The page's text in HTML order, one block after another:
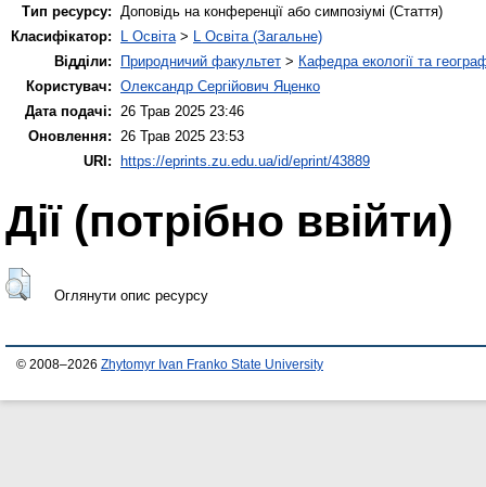
Тип ресурсу: Доповідь на конференції або симпозіумі (Стаття)
Класифікатор:
L Освіта> L Освіта (Загальне)
Відділи:
Природничий факультет > Кафедра екології та
Користувач: Олександр Сергійович Яценко
Дата подачі: 26 Трав 2025 23:46
Оновлення: 26 Трав 2025 23:53
URI:
https://eprints.zu.edu.ua/id/eprint/43889
Дії ​​(потрібно ввійти)
Оглянути опис ресурсу
© 2008–2026 Zhytomyr Ivan Franko State University